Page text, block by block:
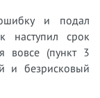
и подал
наступил срок
вовсе (пункт 3
и безрисковый